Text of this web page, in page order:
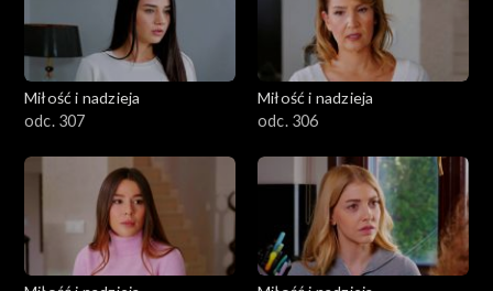
Miłość i nadzieja
odc. 307
Miłość i nadzieja
odc. 306